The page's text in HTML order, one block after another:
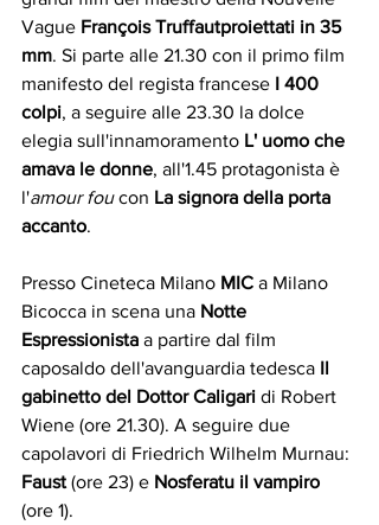
Vague François Truffautproiettati in 35
mm. Si parte alle 21.30 con il primo film
manifesto del regista francese I 400
colpi, a seguire alle 23.30 la dolce
elegia sull'innamoramento L' uomo che
amava le donne, all'1.45 protagonista è
l'amour fou con La signora della porta
accanto.
Presso Cineteca Milano MIC a Milano
Bicocca in scena una Notte
Espressionista a partire dal film
caposaldo dell'avanguardia tedesca Il
gabinetto del Dottor Caligari di Robert
Wiene (ore 21.30). A seguire due
capolavori di Friedrich Wilhelm Murnau:
Faust (ore 23) e Nosferatu il vampiro
(ore 1).